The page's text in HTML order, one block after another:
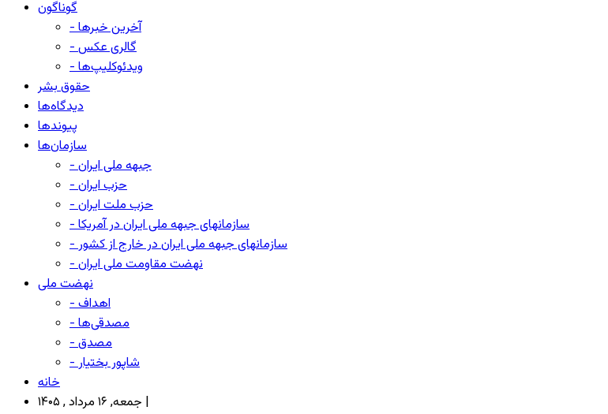
گوناگون
- آخرین خبرها
- گالری عکس
- ویدئوکلیپ‌ها
حقوق بشر
دیدگاه‌ها
پیوندها
سازمان‌ها
- جبهه ملی ایران
- حزب ایران
- حزب ملت ایران
- سازمانهای جبهه ملی ایران در آمریکا
- سازمانهای جبهه ملی ایران در خارج از کشور
- نهضت مقاومت ملی ایران
نهضت ملی
- اهداف
- مصدقی‌ها
- مصدق
- شاپور بختیار
خانه
جمعه, ۱۶ مرداد , ۱۴۰۵ |